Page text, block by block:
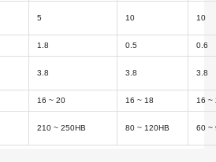
5 10 10
1.8 0.5 0.6
3.8 3.8 3.8
16 ~ 20 16 ~ 18 16 ~
210 ~ 250HB 80 ~ 120HB 60 ~